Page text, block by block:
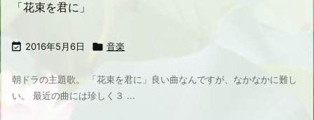
「花束を君に」
 2016年5月6日  音楽
朝ドラの主題歌。 「花束を君に」良い曲なんですが、なかなかに難し
い。 最近の曲には珍しく３ ...